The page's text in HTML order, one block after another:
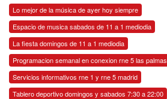
Lo mejor de la música de ayer hoy siempre
Espacio de musica sabados de 11 a 1 mediodia
La fiesta domingos de 11 a 1 mediodia
Programacion semanal en conexion rne 5 las palmas
Servicios informativos rne 1 y rne 5 madrid
Tablero deportivo domingos y sabados 7:30 a 22:00